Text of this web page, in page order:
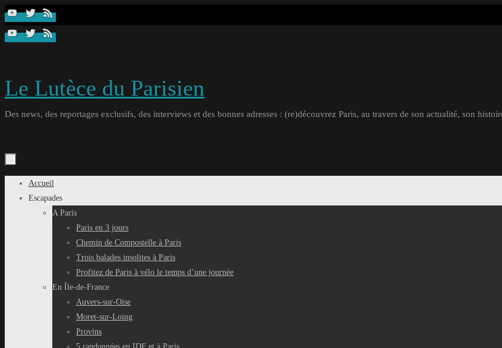
Passer
contenu
Le Lutèce du Parisien
Des news, des reportages exclusifs, des interviews et des bonnes adresses : (re)découvrez Paris, au travers de son actualité, son
Passer
Accueil
Escapades
A Paris
Paris en 3 jours
Chemin de Compostelle à Paris
Trois balades insolites à Paris
Profitez de Paris à vélo le temps d’une journée
En Île-de-France
Auvers-sur-Oise
Moret-sur-Loing
Provins